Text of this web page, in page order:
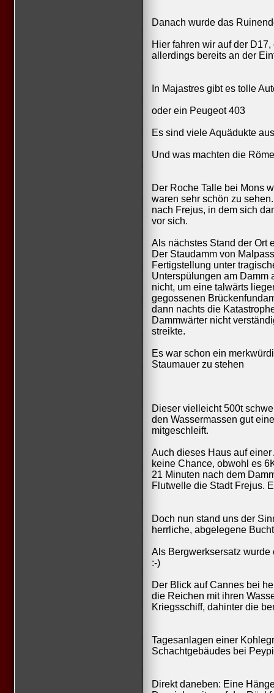
Danach wurde das
Hier fahren wir auf der
allerdings bereits an der
In Majastres gibt es tolle
oder ein Peugeot 403
Es sind viele Aquädukte
Und was machten die
Der Roche Talle bei Mons
waren sehr schön zu
nach Frejus, in dem sich
vor sich.
Als nächstes Stand der Ort
Der Staudamm von
Fertigstellung unter
Unterspülungen am Damm
nicht, um eine talwärts
gegossenen
dann nachts die
Dammwärter nicht
streikte.
Es war schon ein
Staumauer zu stehen
Dieser vielleicht 500t
den Wassermassen gut
mitgeschleift.
Auch dieses Haus auf
keine Chance, obwohl es
21 Minuten nach dem
Flutwelle die Stadt Frejus.
Doch nun stand uns der
herrliche, abgelegene
Als Bergwerksersatz wurde
:-)
Der Blick auf Cannes bei
die Reichen mit ihren
Kriegsschiff, dahinter die
Tagesanlagen einer
Schachtgebäudes bei
Direkt daneben: Eine